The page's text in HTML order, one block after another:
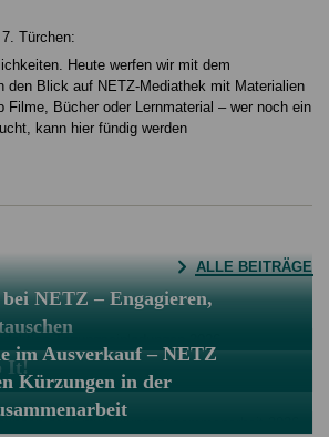
Türchen:
Heute werfen wir mit dem
den Blick auf NETZ-Mediathek mit Materialien
Filme, Bücher oder Lernmaterial – wer noch ein
kann hier fündig werden
ALLE BEITRÄGE
NETZ – Engagieren,
It!
im Ausverkauf – NETZ
Kürzungen in der